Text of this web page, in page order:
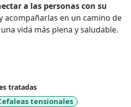
a las personas con su
acompañarlas en un camino de
vida más plena y saludable.
tratadas
tensionales